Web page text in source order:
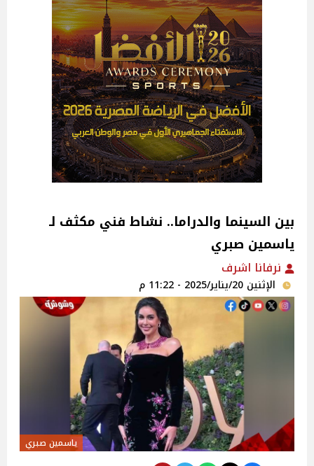
بين السينما والدراما.. نشاط فني مكثف لـ
ياسمين صبري
نرفانا اشرف
الإثنين 20/يناير/2025 - 11:22 م
ياسمين صبري